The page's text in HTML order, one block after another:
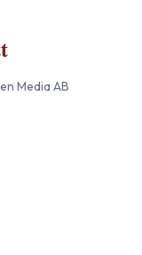
Media AB